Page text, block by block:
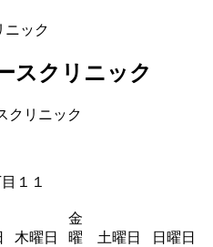
ニック
スクリニック
１１
木曜日
金
曜
土曜日 日曜日